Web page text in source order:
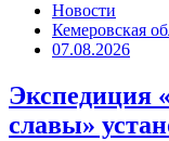
Новости
Кемеровская
07.08.2026
Экспедиция
славы»